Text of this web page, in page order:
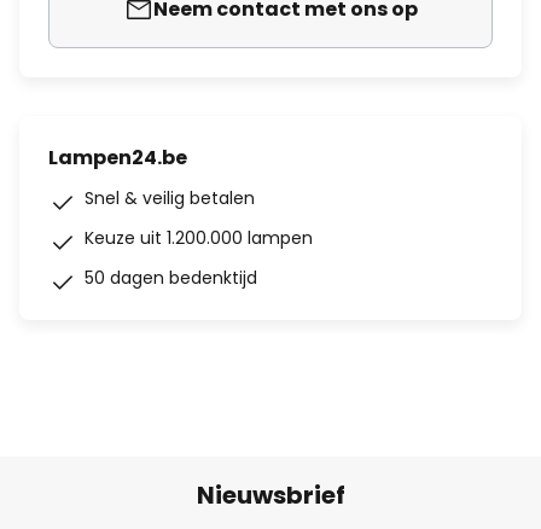
Neem contact met ons op
Lampen24.be
Snel & veilig betalen
Keuze uit 1.200.000 lampen
50 dagen bedenktijd
Nieuwsbrief